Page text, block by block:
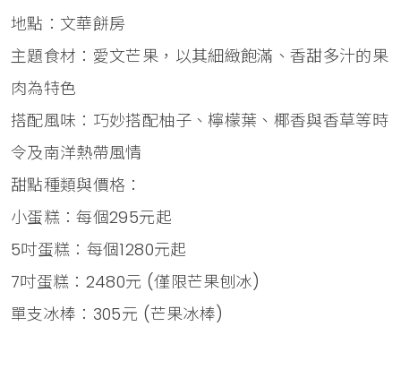
地點：文華餅房
主題食材：愛文芒果，以其細緻飽滿、香甜多汁的果
肉為特色
搭配風味：巧妙搭配柚子、檸檬葉、椰香與香草等時
令及南洋熱帶風情
甜點種類與價格：
小蛋糕：每個295元起
5吋蛋糕：每個1280元起
7吋蛋糕：2480元 (僅限芒果刨冰)
單支冰棒：305元 (芒果冰棒)